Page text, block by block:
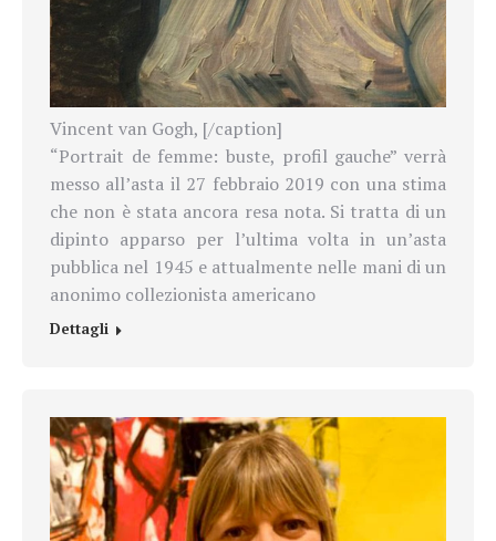
Vincent van Gogh, [/caption]
“Portrait de femme: buste, profil gauche” verrà
messo all’asta il 27 febbraio 2019 con una stima
che non è stata ancora resa nota. Si tratta di un
dipinto apparso per l’ultima volta in un’asta
pubblica nel 1945 e attualmente nelle mani di un
anonimo collezionista americano
Dettagli